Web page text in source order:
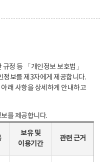
정 등 「개인정보 보호법」
정보를 제3자에게 제공합니다.
래 사항을 상세하게 안내하고
를 제공합니다.
보유 및
이용기간
관련 근거